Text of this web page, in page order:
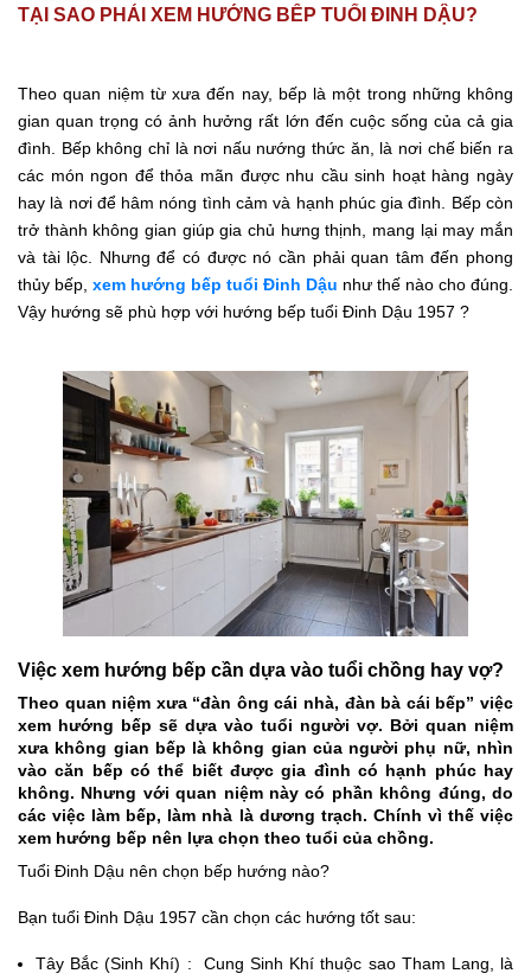
TẠI SAO PHẢI XEM HƯỚNG BẾP TUỔI ĐINH DẬU?
Theo quan niệm từ xưa đến nay, bếp là một trong những không
gian quan trọng có ảnh hưởng rất lớn đến cuộc sống của cả gia
đình. Bếp không chỉ là nơi nấu nướng thức ăn, là nơi chế biến ra
các món ngon để thỏa mãn được nhu cầu sinh hoạt hàng ngày
hay là nơi để hâm nóng tình cảm và hạnh phúc gia đình. Bếp còn
trở thành không gian giúp gia chủ hưng thịnh, mang lại may mắn
và tài lộc. Nhưng để có được nó cần phải quan tâm đến phong
thủy bếp, xem hướng bếp tuổi Đinh Dậu như thế nào cho đúng.
Vậy hướng sẽ phù hợp với hướng bếp tuổi Đinh Dậu 1957 ?
Việc xem hướng bếp cần dựa vào tuổi chồng hay vợ?
Theo quan niệm xưa “đàn ông cái nhà, đàn bà cái bếp” việc
xem hướng bếp sẽ dựa vào tuổi người vợ. Bởi quan niệm
xưa không gian bếp là không gian của người phụ nữ, nhìn
vào căn bếp có thể biết được gia đình có hạnh phúc hay
không. Nhưng với quan niệm này có phần không đúng, do
các việc làm bếp, làm nhà là dương trạch. Chính vì thế việc
xem hướng bếp nên lựa chọn theo tuổi của chồng.
Tuổi Đinh Dậu nên chọn bếp hướng nào?
Bạn tuổi Đinh Dậu 1957 cần chọn các hướng tốt sau:
Tây Bắc (Sinh Khí) : Cung Sinh Khí thuộc sao Tham Lang, là